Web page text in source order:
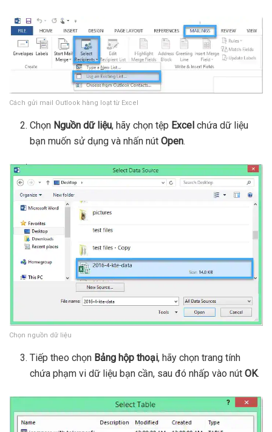
Cách gửi mail Outlook hàng loạt từ Excel
Chọn Nguồn dữ liệu, hãy chọn tệp Excel chứa dữ liệu
bạn muốn sử dụng và nhấn nútOpen.
Chọn nguồn dữ liệu
Tiếp theo chọn Bảng hộp thoại, hãy chọn trang tính
chứa phạm vi dữ liệu bạn cần, sau đó nhấp vào nútOK.